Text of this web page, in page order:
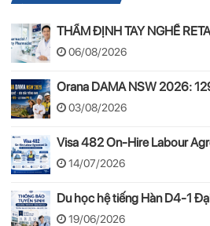
THẨM ĐỊNH TAY NGHỀ
PHARMACIST ÚC 2026 –
06/08/2026
Orana DAMA NSW 2026:
trình PR
03/08/2026
Visa 482 On-Hire Labour
việc hợp pháp theo mô hình
14/07/2026
Du học hệ tiếng Hàn D4-1
Tuyển sinh, chi phí, hồ sơ
19/06/2026